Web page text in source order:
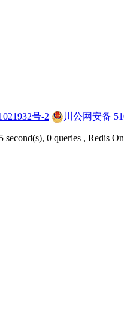
号-2 川公网安备
second(s), 0 queries , Redis